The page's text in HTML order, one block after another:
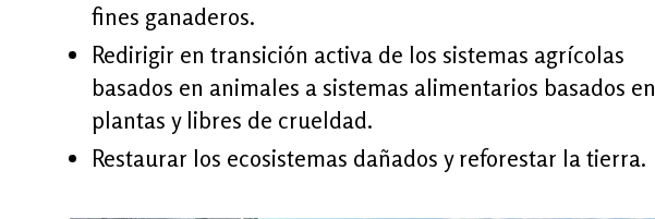
fines ganaderos.
Redirigir en transición activa de los sistemas agrícolas
basados en animales a sistemas alimentarios basados en
plantas y libres de crueldad.
Restaurar los ecosistemas dañados y reforestar la tierra.